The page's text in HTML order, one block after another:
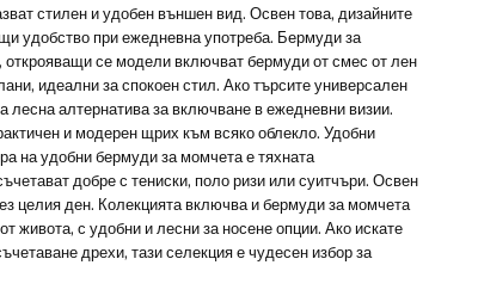
стилен и удобен външен вид. Освен това, дизайните
удобство при ежедневна употреба. Бермуди за
се модели включват бермуди от смес от лен
идеални за спокоен стил. Ако търсите универсален
лесна алтернатива за включване в ежедневни визии.
и модерен щрих към всяко облекло. Удобни
на удобни бермуди за момчета е тяхната
добре с тениски, поло ризи или суитчъри. Освен
целия ден. Колекцията включва и бермуди за момчета
живота, с удобни и лесни за носене опции. Ако искате
дрехи, тази селекция е чудесен избор за